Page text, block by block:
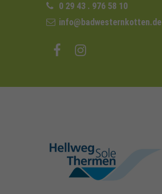
0 29 43 . 976 58 10
info@badwesternkotten.de
hellweg-sole-
thermen.de